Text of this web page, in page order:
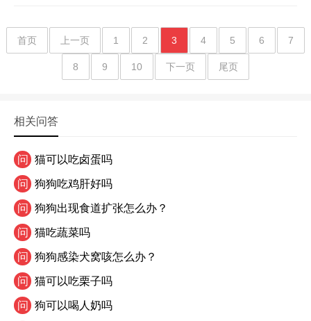
首页 上一页 1 2 3 4 5 6 7
8 9 10 下一页 尾页
相关问答
问 猫可以吃卤蛋吗
问 狗狗吃鸡肝好吗
问 狗狗出现食道扩张怎么办？
问 猫吃蔬菜吗
问 狗狗感染犬窝咳怎么办？
问 猫可以吃栗子吗
问 狗可以喝人奶吗